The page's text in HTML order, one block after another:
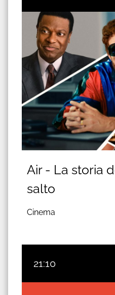
Air - La storia
salto
Cinema
21:10